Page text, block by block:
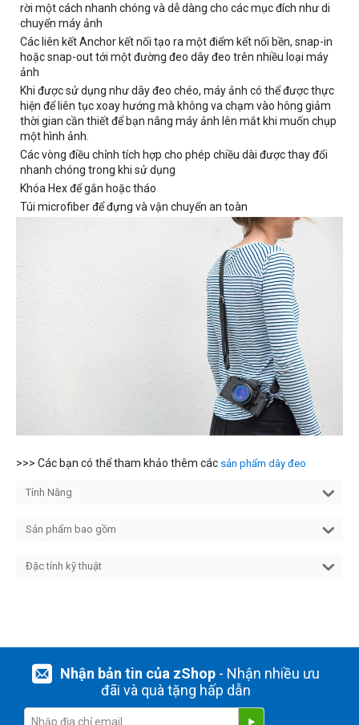
rời một cách nhanh chóng và dễ dàng cho các mục đích như di
chuyển máy ảnh
Các liên kết Anchor kết nối tạo ra một điểm kết nối bền, snap-in
hoặc snap-out tới một đường đeo dây đeo trên nhiều loại máy
ảnh
Khi được sử dụng như dây đeo chéo, máy ảnh có thể được thực
hiện để liên tục xoay hướng mà không va chạm vào hông giảm
thời gian cần thiết để bạn nâng máy ảnh lên mắt khi muốn chụp
một hình ảnh.
Các vòng điều chỉnh tích hợp cho phép chiều dài được thay đổi
nhanh chóng trong khi sử dụng
Khóa Hex để gắn hoặc tháo
Túi microfiber để đựng và vận chuyển an toàn
>>> Các bạn có thể tham khảo thêm các sản phẩm dây đeo
Tính Năng
Sản phẩm bao gồm
Đặc tính kỹ thuật
Nhận bản tin của zShop- Nhận nhiều ưu
đãi và quà tặng hấp dẫn